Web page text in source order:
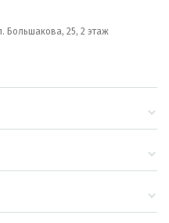
Большакова, 25, 2 этаж